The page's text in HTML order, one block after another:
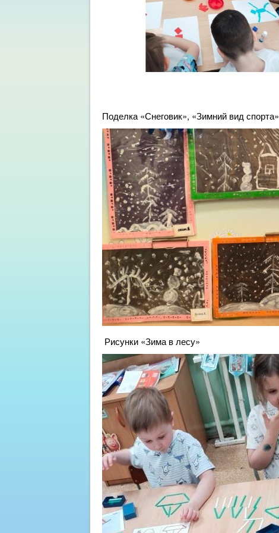
Поделка «Снеговик», «Зимний вид спорта»
Рисунки «Зима в лесу»